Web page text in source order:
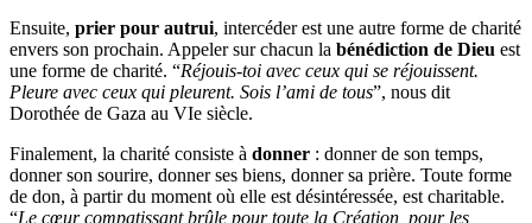
Ensuite, prier pour autrui, intercéder est une autre forme de charité
envers son prochain. Appeler sur chacun la bénédiction de Dieu est
une forme de charité. “Réjouis-toi avec ceux qui se réjouissent.
Pleure avec ceux qui pleurent. Sois l’ami de tous”, nous dit
Dorothée de Gaza au VIe siècle.
Finalement, la charité consiste à donner : donner de son temps,
donner son sourire, donner ses biens, donner sa prière. Toute forme
de don, à partir du moment où elle est désintéressée, est charitable.
“Le cœur compatissant brûle pour toute la Création, pour les